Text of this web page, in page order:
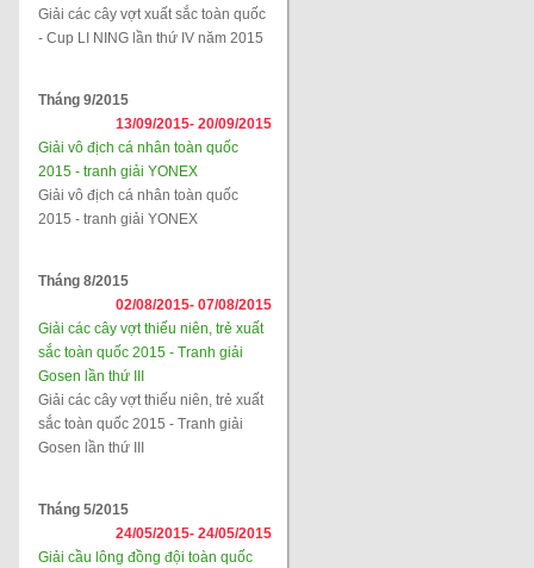
Giải các cây vợt xuất sắc toàn quốc
- Cup LI NING lần thứ IV năm 2015
Tháng 9/2015
13/09/2015- 20/09/2015
Giải vô địch cá nhân toàn quốc
2015 - tranh giải YONEX
Giải vô địch cá nhân toàn quốc
2015 - tranh giải YONEX
Tháng 8/2015
02/08/2015- 07/08/2015
Giải các cây vợt thiếu niên, trẻ xuất
sắc toàn quốc 2015 - Tranh giải
Gosen lần thứ III
Giải các cây vợt thiếu niên, trẻ xuất
sắc toàn quốc 2015 - Tranh giải
Gosen lần thứ III
Tháng 5/2015
24/05/2015- 24/05/2015
Giải cầu lông đồng đội toàn quốc